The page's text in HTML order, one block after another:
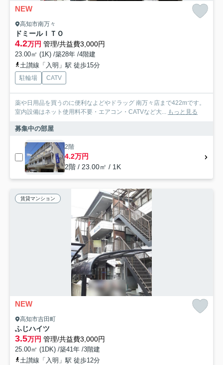
NEW
高知市南万々
ドミールＩＴＯ
4.2万円 管理/共益費3,000円
23.00㎡ (1K) /築28年 /4階建
土讃線「入明」駅 徒歩15分
駐輪場 CATV
薬や日用品を買うのに便利なよどやドラッグ 南万々店まで422mです。
室内設備はネット使用料不要・エアコン・CATVなど大... もっと見る
募集中の部屋
2階
4.2万円
2階 / 23.00㎡ / 1K
賃貸マンション
NEW
高知市吉田町
ふじハイツ
3.5万円 管理/共益費3,000円
25.00㎡ (1DK) /築41年 /3階建
土讃線「入明」駅 徒歩12分